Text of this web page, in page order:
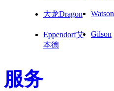
大龙Dragon Watson
Eppendorf艾
本德
Gilson
服务